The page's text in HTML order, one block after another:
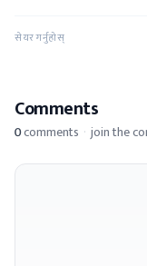
सेयर गर्नुहोस्
Comments
0comments · join the